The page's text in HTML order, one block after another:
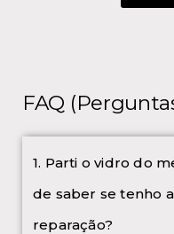
FAQ
1. Parti o vidro do
de saber se tenho
reparação?